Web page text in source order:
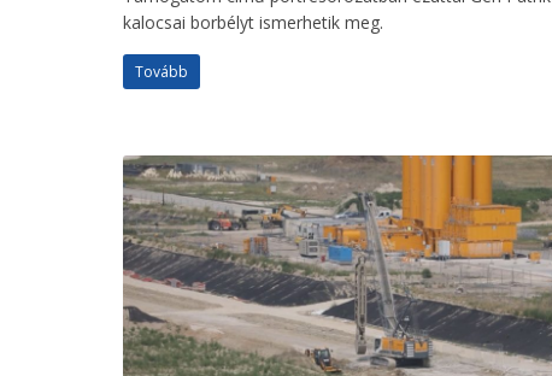
kalocsai borbélyt ismerhetik meg.
Tovább